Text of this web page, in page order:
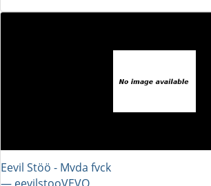
Eevil Stöö - Mvda fvck